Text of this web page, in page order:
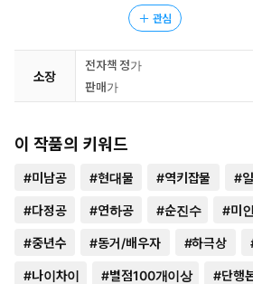
관심
소장
전자책 정가
판매가
이 작품의 키워드
#미남공 #현대물 #역키잡물 #
#다정공 #연하공 #순진수 #미
#중년수 #동거/배우자 #하극상
#나이차이 #별점100개이상 #단행